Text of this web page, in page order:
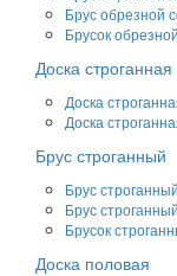
Брус обрезной
Брусок
Доска строганная
Доска
Доска
Брус строганный
Брус
Брус
Брусок
Доска половая